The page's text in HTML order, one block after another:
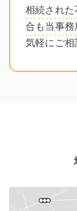
相続され
合も当事
気軽にご相